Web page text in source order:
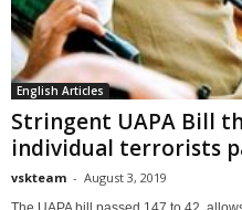
English Articles
Stringent UAPA Bill
individual terrorists
vskteam - August 3, 2019